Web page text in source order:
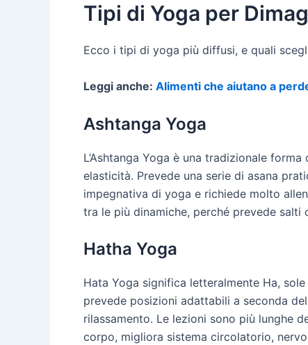
Tipi di Yoga per
Ecco i tipi di yoga più diffusi, e quali
Leggi anche: Alimenti che aiutano a
Ashtanga Yoga
L’Ashtanga Yoga è una tradizionale
elasticità. Prevede una serie di asana
impegnativa di yoga e richiede molto
tra le più dinamiche, perché prevede salti
Hatha Yoga
Hata Yoga significa letteralmente Ha,
prevede posizioni adattabili a seconda
rilassamento. Le lezioni sono più lunghe
corpo, migliora sistema circolatorio,